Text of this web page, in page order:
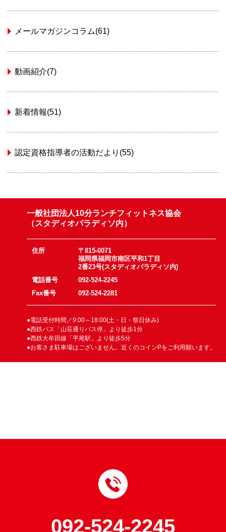
メールマガジンコラム(61)
動画紹介(7)
新着情報(51)
認定資格指導者の活動だより(55)
一般社団法人10分ランチフィットネス協会
（スタディオパラディソ内）
住所
〒815-0071
福岡県福岡市南区平和1丁目
2番23号(スタディオパラディソ内)
電話番号
092-524-2245
Fax番号
092-524-2281
●電話受付時間／9:00～18:00(土・日・祭日休み)
●西鉄バス「山荘通りバス停」より徒歩1分
●西鉄大牟田線「平尾駅」より徒歩5分
●お客さま駐車場はございません。近くのコインPをご利用願います。
092-524-2245